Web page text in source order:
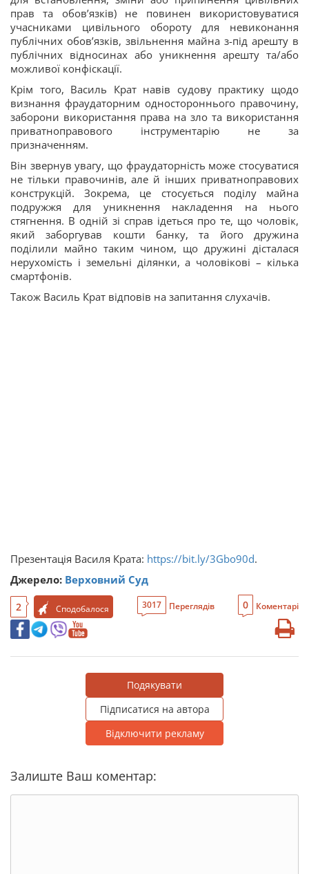
прав та обов’язків) не повинен використовуватися
учасниками цивільного обороту для невиконання
публічних обов’язків, звільнення майна з-під арешту в
публічних відносинах або уникнення арешту та/або
можливої конфіскації.
Крім того, Василь Крат навів судову практику щодо
визнання фраудаторним одностороннього правочину,
заборони використання права на зло та використання
приватноправового інструментарію не за
призначенням.
Він звернув увагу, що фраудаторність може стосуватися
не тільки правочинів, але й інших приватноправових
конструкцій. Зокрема, це стосується поділу майна
подружжя для уникнення накладення на нього
стягнення. В одній зі справ ідеться про те, що чоловік,
який заборгував кошти банку, та його дружина
поділили майно таким чином, що дружині дісталася
нерухомість і земельні ділянки, а чоловікові – кілька
смартфонів.
Також Василь Крат відповів на запитання слухачів.
Презентація Василя Крата: https://bit.ly/3Gbo90d.
Джерело: Верховний Суд
2 Сподобалося 3017 Переглядів 0 Коментарі
Подякувати
Підписатися на автора
Відключити рекламу
Залиште Ваш коментар: